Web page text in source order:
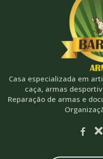
Casa especializada em
caça, armas
Reparação de armas e